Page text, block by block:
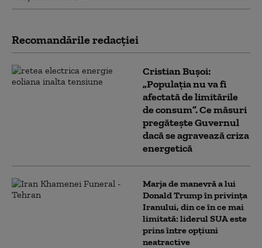
Recomandările redacţiei
Cristian Bușoi:
„Populația nu va fi
afectată de limitările
de consum”. Ce măsuri
pregătește Guvernul
dacă se agravează criza
energetică
Marja de manevră a lui
Donald Trump în privința
Iranului, din ce în ce mai
limitată: liderul SUA este
prins între opțiuni
neatractive